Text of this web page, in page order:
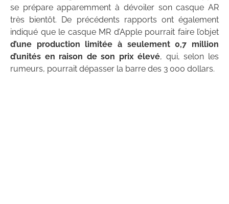
se prépare apparemment à dévoiler son casque AR
très bientôt. De précédents rapports ont également
indiqué que le casque MR d’Apple pourrait faire l’objet
d’une production limitée à seulement 0,7 million
d’unités en raison de son prix élevé, qui, selon les
rumeurs, pourrait dépasser la barre des 3 000 dollars.